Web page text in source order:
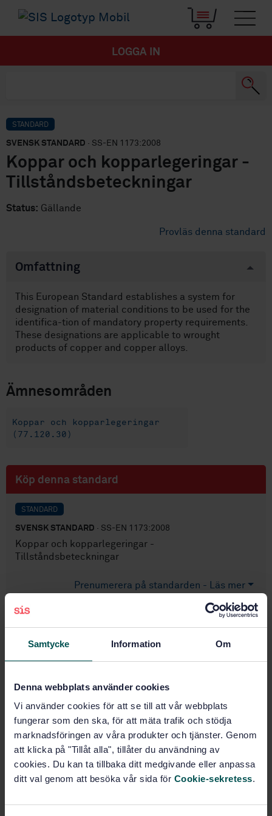
Samtycke Information Om
Denna webbplats använder cookies
Vi använder cookies för att se till att vår webbplats
fungerar som den ska, för att mäta trafik och stödja
marknadsföringen av våra produkter och tjänster. Genom
att klicka på "Tillåt alla", tillåter du användning av
cookies. Du kan ta tillbaka ditt medgivande eller anpassa
ditt val genom att besöka vår sida för Cookie-sekretess.
LOGGA IN
STANDARD
SVENSK STANDARD · SS-EN 1173:2008
Koppar och kopparlegeringar -
Tillståndsbeteckningar
Status: Gällande
Provläs denna standard
Omfattning
This European Standard establishes a system for
designation of material conditions to be used for the
identifica-tion of mandatory property requirements.
These designations are applicable to wrought
products of copper and copper alloys.
Ämnesområden
Koppar och kopparlegeringar
(77.120.30)
Köp denna standard
STANDARD
SVENSK STANDARD · SS-EN 1173:2008
Koppar och kopparlegeringar -
Tillståndsbeteckningar
Prenumerera på standarden - Läs mer
Pris:687 SEK
PDF
Lägg i varukorgen
Produktinformation
Språk: Engelska
Framtagen av: Koppar, SIS/TK 624/AG 02
Internationell titel: Copper and copper alloys
- Material condition designation
Artikelnummer:STD-66298